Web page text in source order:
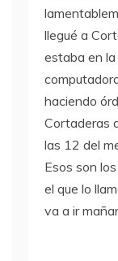
llegué a
estaba en la
haciendo
Cortaderas
las 12 del
Esos son
el que lo
va a ir